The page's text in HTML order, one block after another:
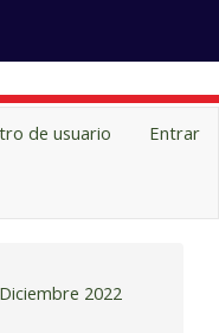
de usuario Entrar
2022